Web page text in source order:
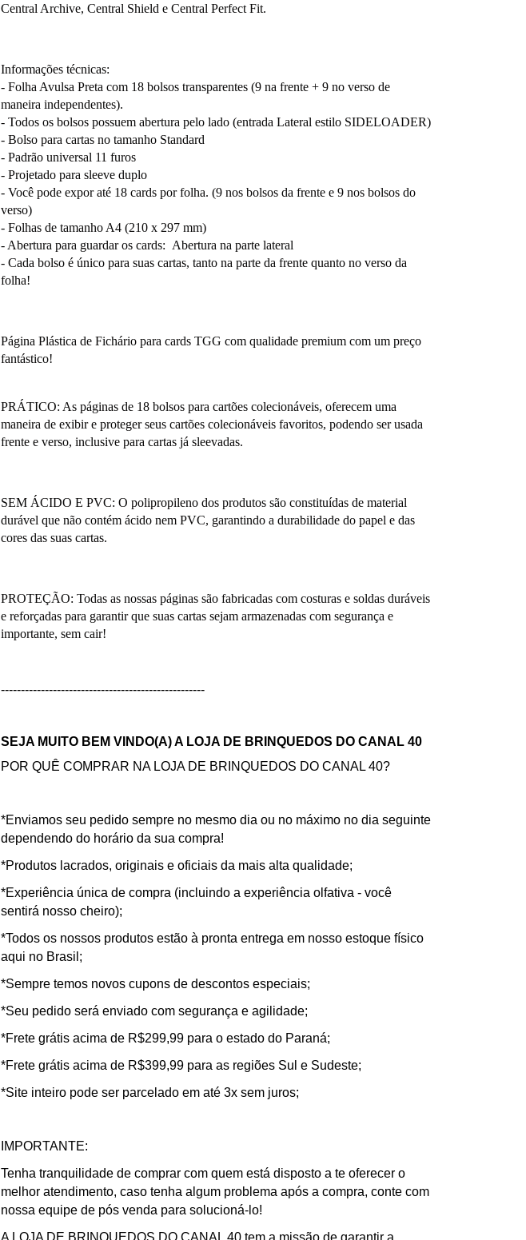
Central Archive, Central Shield e Central Perfect Fit.
Informações técnicas:
- Folha Avulsa Preta com 18 bolsos transparentes (9 na frente + 9 no verso de
maneira independentes).
- Todos os bolsos possuem abertura pelo lado (entrada Lateral estilo SIDELOADER)
- Bolso para cartas no tamanho Standard
- Padrão universal 11 furos
- Projetado para sleeve duplo
- Você pode expor até 18 cards por folha. (9 nos bolsos da frente e 9 nos bolsos do
verso)
- Folhas de tamanho A4 (210 x 297 mm)
- Abertura para guardar os cards: Abertura na parte lateral
- Cada bolso é único para suas cartas, tanto na parte da frente quanto no verso da
folha!
Página Plástica de Fichário para cards TGG com qualidade premium com um preço
fantástico!
PRÁTICO: As páginas de 18 bolsos para cartões colecionáveis, oferecem uma
maneira de exibir e proteger seus cartões colecionáveis favoritos, podendo ser usada
frente e verso, inclusive para cartas já sleevadas.
SEM ÁCIDO E PVC: O polipropileno dos produtos são constituídas de material
durável que não contém ácido nem PVC, garantindo a durabilidade do papel e das
cores das suas cartas.
PROTEÇÃO: Todas as nossas páginas são fabricadas com costuras e soldas duráveis
e reforçadas para garantir que suas cartas sejam armazenadas com segurança e
importante, sem cair!
---------------------------------------------------
SEJA MUITO BEM VINDO(A) A LOJA DE BRINQUEDOS DO CANAL 40
POR QUÊ COMPRAR NA LOJA DE BRINQUEDOS DO CANAL 40?
*Enviamos seu pedido sempre no mesmo dia ou no máximo no dia seguinte
dependendo do horário da sua compra!
*Produtos lacrados, originais e oficiais da mais alta qualidade;
*Experiência única de compra (incluindo a experiência olfativa - você
sentirá nosso cheiro);
*Todos os nossos produtos estão à pronta entrega em nosso estoque físico
aqui no Brasil;
*Sempre temos novos cupons de descontos especiais;
*Seu pedido será enviado com segurança e agilidade;
*Frete grátis acima de R$299,99 para o estado do Paraná;
*Frete grátis acima de R$399,99 para as regiões Sul e Sudeste;
*Site inteiro pode ser parcelado em até 3x sem juros;
IMPORTANTE:
Tenha tranquilidade de comprar com quem está disposto a te oferecer o
melhor atendimento, caso tenha algum problema após a compra, conte com
nossa equipe de pós venda para solucioná-lo!